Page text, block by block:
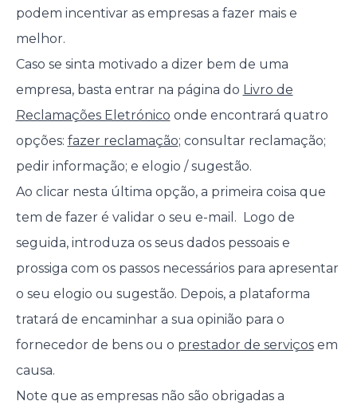
podem incentivar as empresas a fazer mais e
melhor.
Caso se sinta motivado a dizer bem de uma
empresa, basta entrar na página do Livro de
Reclamações Eletrónico onde encontrará quatro
opções: fazer reclamação; consultar reclamação;
pedir informação; e elogio / sugestão.
Ao clicar nesta última opção, a primeira coisa que
tem de fazer é validar o seu e-mail. Logo de
seguida, introduza os seus dados pessoais e
prossiga com os passos necessários para apresentar
o seu elogio ou sugestão. Depois, a plataforma
tratará de encaminhar a sua opinião para o
fornecedor de bens ou o prestador de serviçosem
causa.
Note que as empresas não são obrigadas a